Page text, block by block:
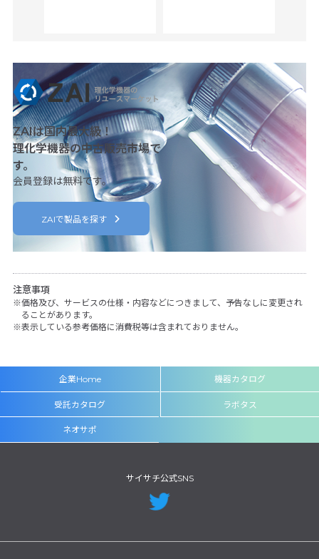
ZAIは国内最大級！
理化学機器の中古販売市場で
す。
会員登録は無料です。
ZAIで製品を探す
注意事項
価格及び、サービスの仕様・内容などにつきまして、予告なしに変更され
ることがあります。
表示している参考価格に消費税等は含まれておりません。
企業Home 機器カタログ
受託カタログ ラボタス
ネオサポ
サイサチ公式SNS